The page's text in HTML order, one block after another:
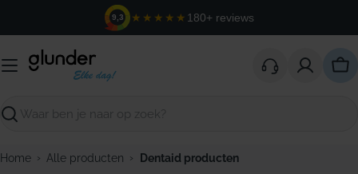
inhoud
9,3 ★★★★★ 180+ reviews
Zoeken
Home › Alle producten › Dentaid producten